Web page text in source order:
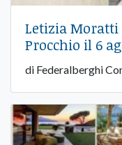
Letizia
Procchio il 6
di Federalberghi